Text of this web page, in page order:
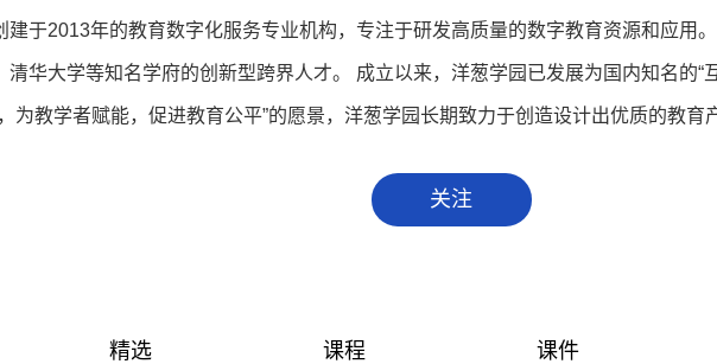
建于2013年的教育数字化服务专业机构，专注于研发高质量的数字教育资源和应用
清华大学等知名学府的创新型跨界人才。 成立以来，洋葱学园已发展为国内知名的“
为教学者赋能，促进教育公平”的愿景，洋葱学园长期致力于创造设计出优质的教育
关注
精选 课程 课件